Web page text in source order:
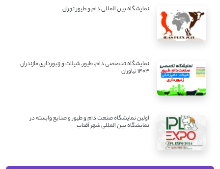
نمایشگاه بین المللی دام و طیور تهران
نمایشگاه تخصصی دام، طیور، شیلات و زنبورداری مازندران
1403 نیاوران
اولین نمایشگاه صنعت دام و طیور و صنایع وابسته در
نمایشگاه بین المللی شهر آفتاب